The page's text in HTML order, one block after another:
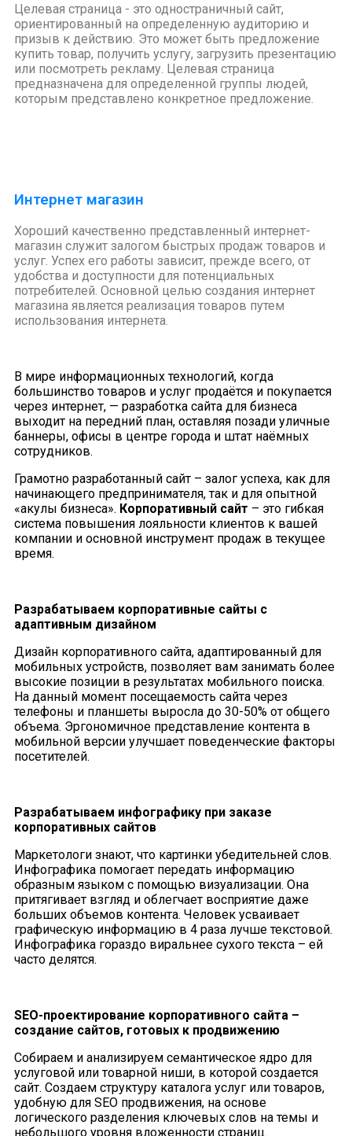
Целевая страница - это одностраничный сайт,
ориентированный на определенную аудиторию и
призыв к действию. Это может быть предложение
купить товар, получить услугу, загрузить презентацию
или посмотреть рекламу. Целевая страница
предназначена для определенной группы людей,
которым представлено конкретное предложение.
Интернет магазин
Хороший качественно представленный интернет-
магазин служит залогом быстрых продаж товаров и
услуг. Успех его работы зависит, прежде всего, от
удобства и доступности для потенциальных
потребителей. Основной целью создания интернет
магазина является реализация товаров путем
использования интернета.
В мире информационных технологий, когда
большинство товаров и услуг продаётся и покупается
через интернет, — разработка сайта для бизнеса
выходит на передний план, оставляя позади уличные
баннеры, офисы в центре города и штат наёмных
сотрудников.
Грамотно разработанный сайт – залог успеха, как для
начинающего предпринимателя, так и для опытной
«акулы бизнеса». Корпоративный сайт – это гибкая
система повышения лояльности клиентов к вашей
компании и основной инструмент продаж в текущее
время.
Разрабатываем корпоративные сайты с
адаптивным дизайном
Дизайн корпоративного сайта, адаптированный для
мобильных устройств, позволяет вам занимать более
высокие позиции в результатах мобильного поиска.
На данный момент посещаемость сайта через
телефоны и планшеты выросла до 30-50% от общего
объема. Эргономичное представление контента в
мобильной версии улучшает поведенческие факторы
посетителей.
Разрабатываем инфографику при заказе
корпоративных сайтов
Маркетологи знают, что картинки убедительней слов.
Инфографика помогает передать информацию
образным языком с помощью визуализации. Она
притягивает взгляд и облегчает восприятие даже
больших объемов контента. Человек усваивает
графическую информацию в 4 раза лучше текстовой.
Инфографика гораздо виральнее сухого текста – ей
часто делятся.
SEO-проектирование корпоративного сайта –
создание сайтов, готовых к продвижению
Собираем и анализируем семантическое ядро для
услуговой или товарной ниши, в которой создается
сайт. Создаем структуру каталога услуг или товаров,
удобную для SEO продвижения, на основе
логического разделения ключевых слов на темы и
небольшого уровня вложенности страниц.